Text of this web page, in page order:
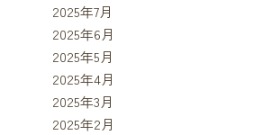
2025年7月
2025年6月
2025年5月
2025年4月
2025年3月
2025年2月